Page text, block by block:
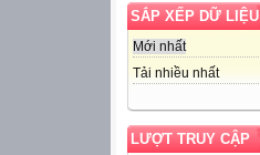
SẮP XẾP DỮ LIỆU
Mới nhất
Tải nhiều nhất
LƯỢT TRUY CẬP